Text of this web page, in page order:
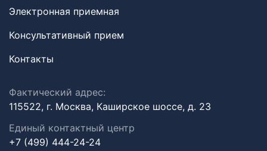
Электронная приемная
Консультативный прием
Контакты
Фактический адрес:
115522, г. Москва, Каширское шоссе, д. 23
Единый контактный центр
+7 (499) 444-24-24